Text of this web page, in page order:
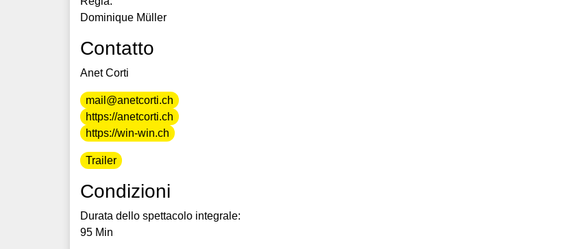
Dominique Müller
Contatto
Anet Corti
mail@anetcorti.ch
https://anetcorti.ch
https://win-win.ch
Trailer
Condizioni
Durata dello spettacolo integrale:
95 Min